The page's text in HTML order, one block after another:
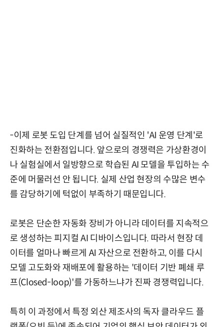
-이제 로봇 도입 단계를 넘어 실질적인 'AI 운영 단계'로
진화하는 전환점입니다. 앞으로의 경쟁력은 가상환경이
나 실험실에서 일방향으로 학습된 AI 모델을 투입하는 수
준에 머물러선 안 됩니다. 실제 산업 현장의 수많은 변수
를 감당하기에 턱없이 부족하기 때문입니다.
로봇은 단순한 자동화 장비가 아니라 데이터를 지속적으
로 생성하는 피지컬 AI 디바이스입니다. 따라서 현장 데
이터를 얼마나 빠르게 AI 자산으로 전환하고, 이를 다시
모델 고도화와 재배포에 활용하는 '데이터 기반 폐쇄 루
프(Closed-loop)'를 가동하느냐가 진짜 경쟁력입니다.
특히 이 과정에서 특정 외산 제조사의 독자 클라우드 플